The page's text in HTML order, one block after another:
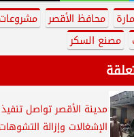
محافظ الأقصر
مصنع السكر
مدينة الأقصر تواصل
الإشغالات وإزالة